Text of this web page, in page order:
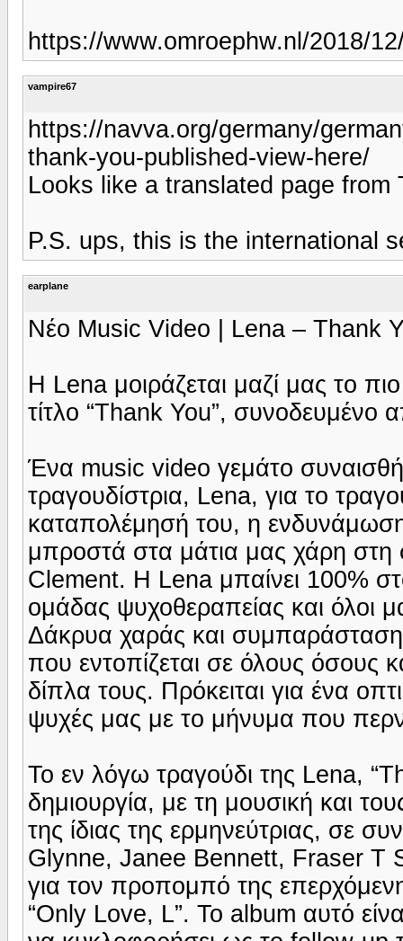
https://www.omroephw.nl/2018/
vampire67
https://navva.org/germany/
thank-you-published-view-here/
Looks like a translated page from
P.S. ups, this is the international
earplane
Νέο Music Video | Lena – Thank
Η Lena μοιράζεται μαζί μας το
τίτλο “Thank You”, συνοδευμένο
Ένα music video γεμάτο
τραγουδίστρια, Lena, για το
καταπολέμησή του, η
μπροστά στα μάτια μας χάρη στη
Clement. Η Lena μπαίνει 100%
ομάδας ψυχοθεραπείας και όλοι
Δάκρυα χαράς και
που εντοπίζεται σε όλους όσους
δίπλα τους. Πρόκειται για ένα
ψυχές μας με το μήνυμα που
Το εν λόγω τραγούδι της Lena,
δημιουργία, με τη μουσική και
της ίδιας της ερμηνεύτριας, σε
Glynne, Janee Bennett, Fraser T
για τον προπομπό της
“Only Love, L”. Το album αυτό